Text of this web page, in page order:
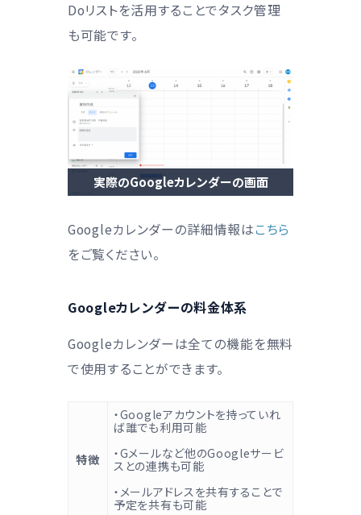
Doリストを活用することでタスク管理
も可能です。
実際のGoogleカレンダーの画面
Googleカレンダーの詳細情報はこちら
をご覧ください。
Googleカレンダーの料金体系
Googleカレンダーは全ての機能を無料
で使用することができます。
特徴
・Googleアカウントを持っていれ
ば誰でも利用可能
・Gメールなど他のGoogleサービ
スとの連携も可能
・メールアドレスを共有することで
予定を共有も可能